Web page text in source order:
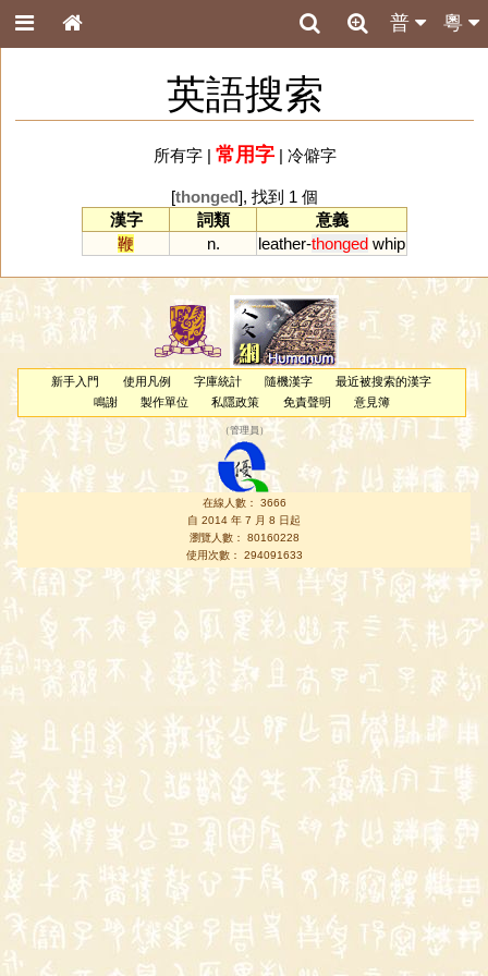
粵
普
英語搜索
所有字| 常用字| 冷僻字
[thonged], 找到 1 個
漢字
詞類
意義
鞭
n. leather-thonged whip
新手入門 使用凡例 字庫統計 隨機漢字
最近被搜索的漢字
鳴謝
製作單位 私隱政策 免責聲明 意見簿
（管理員 ）
在線人數： 3666
自 2014 年 7 月 8 日起
瀏覽人數： 80160228
使用次數： 294091633